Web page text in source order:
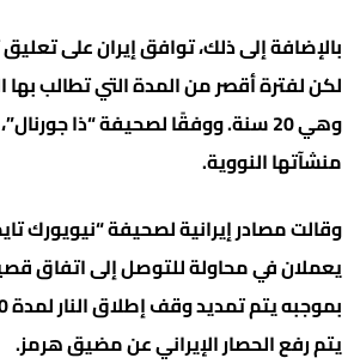
بالإضافة إلى ذلك، توافق إيران على تعليق
لكن لفترة أقصر من المدة التي تطالب بها
وهي 20 سنة. ووفقًا لصحيفة “ذا
منشآتها النووية.
وقالت مصادر إيرانية لصحيفة “نيويورك
يعملان في محاولة للتوصل إلى اتفاق
يتم رفع الحصار الإيراني عن مضيق هرمز.